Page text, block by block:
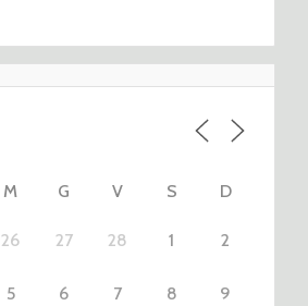
M G V S D
26 27 28 1 2
5 6 7 8 9